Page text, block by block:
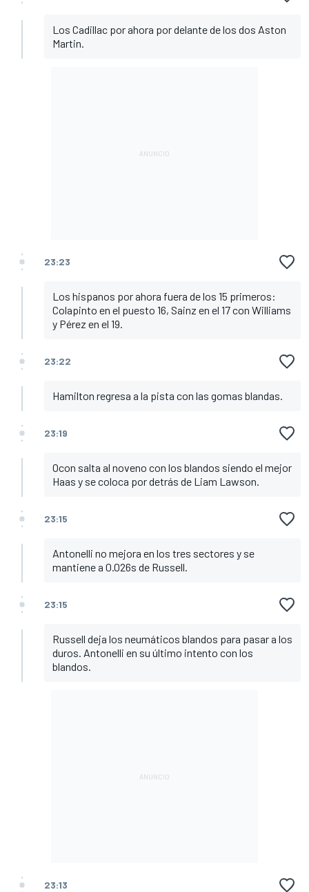
Los Cadillac por ahora por delante de los dos Aston
Martin.
23:23
Los hispanos por ahora fuera de los 15 primeros:
Colapinto en el puesto 16, Sainz en el 17 con Williams
y Pérez en el 19.
23:22
Hamilton regresa a la pista con las gomas blandas.
23:19
Ocon salta al noveno con los blandos siendo el mejor
Haas y se coloca por detrás de Liam Lawson.
23:15
Antonelli no mejora en los tres sectores y se
mantiene a 0.026s de Russell.
23:15
Russell deja los neumáticos blandos para pasar a los
duros. Antonelli en su último intento con los
blandos.
23:13